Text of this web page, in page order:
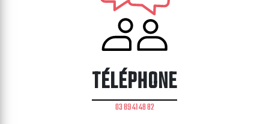
TÉLÉPHONE
03 89 41 48 82